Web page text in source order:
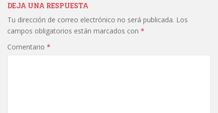
DEJA UNA RESPUESTA
Tu dirección de correo electrónico no será publicada. Los
campos obligatorios están marcados con *
Comentario *